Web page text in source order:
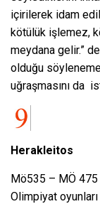
içirilerek idam
kötülük işlemez,
meydana gelir.”
olduğu
uğraşmasını da
Herakleitos
Mö535 – MÖ 475
Olimpiyat